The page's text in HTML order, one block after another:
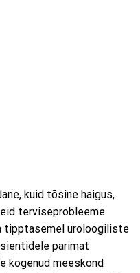
kuid tõsine haigus,
terviseprobleeme.
tipptasemel uroloogiliste
parimat
kogenud meeskond